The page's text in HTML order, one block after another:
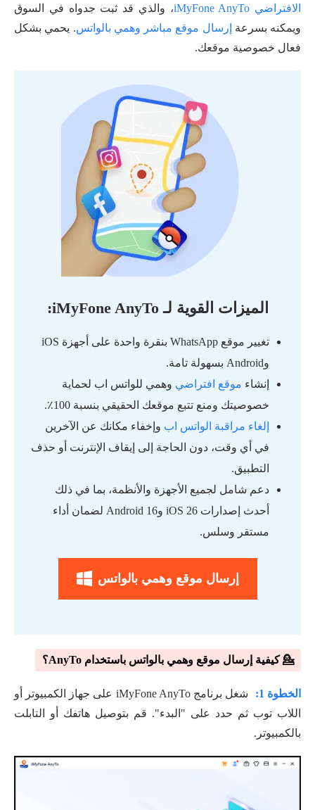
الافتراضي iMyFone AnyTo
، والذي قد ثبت جدواه في السوق
ويمكنه بسرعة إرسال موقع مباشر وهمي بالواتس. يحمي بشكل
فعال خصوصية موقعك.
الميزات القوية لـ iMyFone AnyTo:
تغيير موقع WhatsApp بنقرة واحدة على أجهزة iOS
وAndroid بسهولة تامة.
إنشاء موقع افتراضي وهمي للواتس اب لحماية
خصوصيتك ومنع تتبع موقعك الحقيقي بنسبة 100٪.
إلغاء مراقبة الواتس اب وإخفاء مكانك عن الآخرين
في أي وقت، دون الحاجة إلى إيقاف الإنترنت أو حذف
التطبيق.
دعم شامل لجميع الأجهزة والأنظمة، بما في ذلك
أحدث إصدارات iOS 26 وAndroid 16 لضمان أداء
مستقر وسلس.
إرسال موقع وهمي بالواتس
💁 كيفية إرسال موقع وهمي بالواتس باستخدام AnyTo؟
الخطوة 1:
شغل برنامج iMyFone AnyTo على جهاز الكمبيوتر أو
اللاب توب ثم حدد على "البدء". قم بتوصيل هاتفك أو التابلت
بالكمبيوتر.